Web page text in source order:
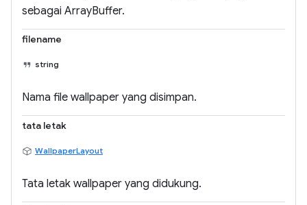
sebagai ArrayBuffer.
filename
string
Nama file wallpaper yang disimpan.
tata letak
WallpaperLayout
Tata letak wallpaper yang didukung.